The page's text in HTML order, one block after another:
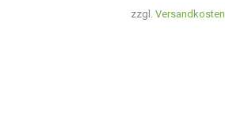
zzgl. Versandkosten